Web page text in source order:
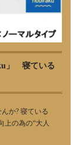
」 寝ている
か? 寝ている
上の為の“大人